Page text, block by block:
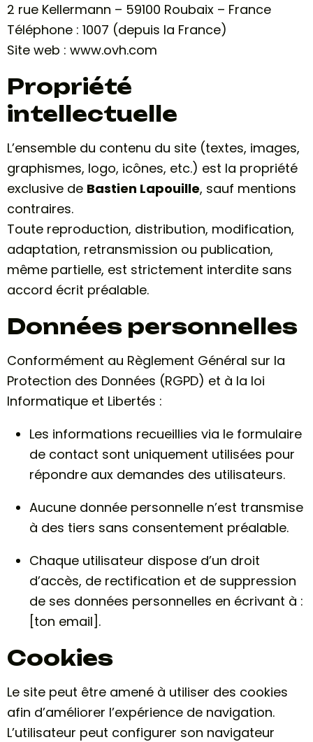
2 rue Kellermann – 59100 Roubaix – France
Téléphone : 1007 (depuis la France)
Site web : www.ovh.com
Propriété
intellectuelle
L’ensemble du contenu du site (textes, images,
graphismes, logo, icônes, etc.) est la propriété
exclusive de Bastien Lapouille, sauf mentions
contraires.
Toute reproduction, distribution, modification,
adaptation, retransmission ou publication,
même partielle, est strictement interdite sans
accord écrit préalable.
Données personnelles
Conformément au Règlement Général sur la
Protection des Données (RGPD) et à la loi
Informatique et Libertés :
Les informations recueillies via le formulaire
de contact sont uniquement utilisées pour
répondre aux demandes des utilisateurs.
Aucune donnée personnelle n’est transmise
à des tiers sans consentement préalable.
Chaque utilisateur dispose d’un droit
d’accès, de rectification et de suppression
de ses données personnelles en écrivant à :
[ton email].
Cookies
Le site peut être amené à utiliser des cookies
afin d’améliorer l’expérience de navigation.
L’utilisateur peut configurer son navigateur